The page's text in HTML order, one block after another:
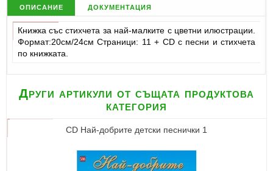
описание документация
Книжка със стихчета за най-малките с цветни илюстрации.
Формат:20см/24см Страници: 11 + CD с песни и стихчета
по книжката.
Други артикули от същата продуктова
категория
CD Най-добрите детски песнички 1